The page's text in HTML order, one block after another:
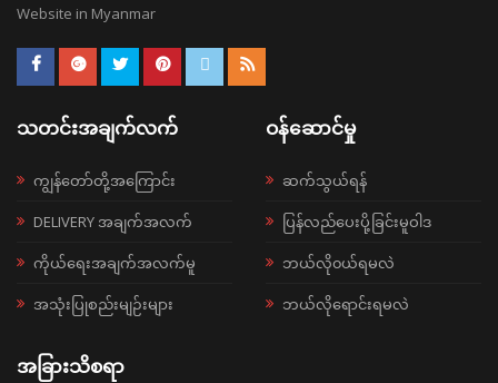
Website in Myanmar
သတင်းအချက်လက်
ကျွန်တော်တို့အကြောင်း
DELIVERY အချက်အလက်
ကိုယ်ရေးအချက်အလက်မူ
အသုံးပြုစည်းမျဉ်းများ
ဝန်ဆောင်မှု
ဆက်သွယ်ရန်
ပြန်လည်ပေးပို့ခြင်းမူဝါဒ
ဘယ်လို၀ယ်ရမလဲ
ဘယ်လိုရောင်းရမလဲ
အခြားသိစရာ